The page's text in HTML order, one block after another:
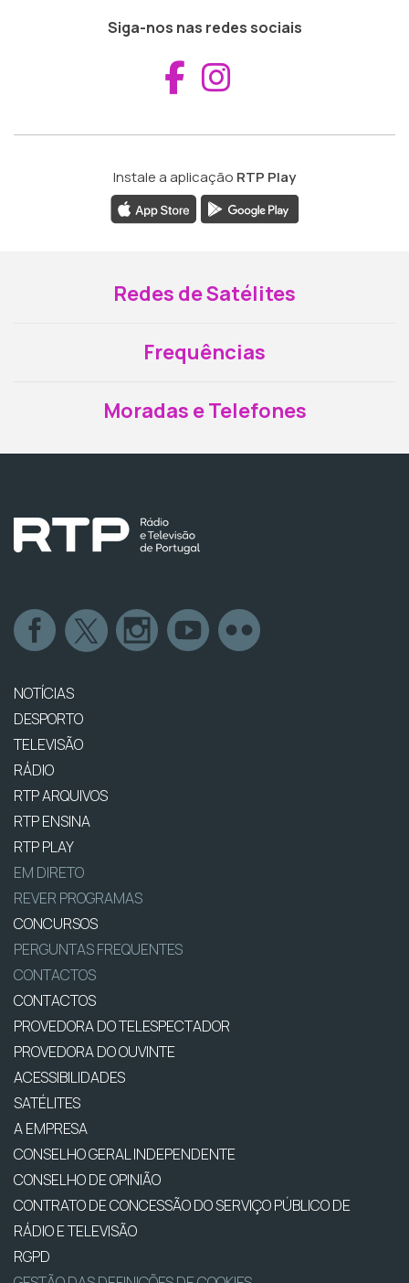
Siga-nos nas redes sociais
Aceder ao
Instale a aplicação RTP Play
Redes de Satélites
Frequências
Moradas e Telefones
NOTÍCIAS
DESPORTO
TELEVISÃO
RÁDIO
RTP ARQUIVOS
RTP ENSINA
RTP PLAY
EM DIRETO
REVER PROGRAMAS
CONCURSOS
PERGUNTAS FREQUENTES
CONTACTOS
CONTACTOS
PROVEDORA DO TELESPECTADOR
PROVEDORA DO OUVINTE
ACESSIBILIDADES
SATÉLITES
A EMPRESA
CONSELHO GERAL INDEPENDENTE
CONSELHO DE OPINIÃO
CONTRATO DE CONCESSÃO DO SERVIÇO PÚBLICO DE
RÁDIO E TELEVISÃO
RGPD